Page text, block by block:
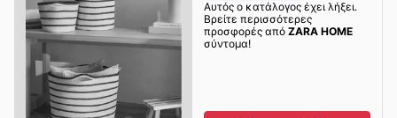
Αυτός ο κατάλογος έχει λήξει.
Βρείτε περισσότερες
προσφορές από ZARA HOME
σύντομα!